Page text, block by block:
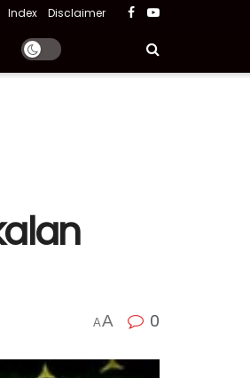
Index Disclaimer
AA 0